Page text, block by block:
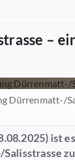
–
Dürrenmatt-/
ist